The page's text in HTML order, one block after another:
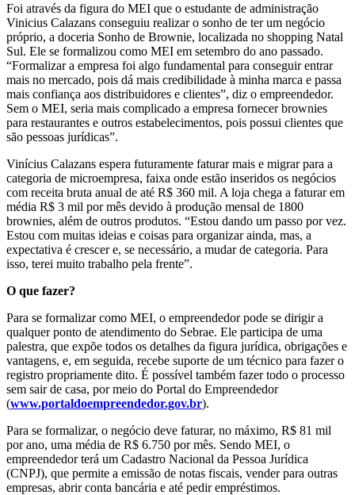
Foi através da figura do MEI que o estudante de administração
Vinicius Calazans conseguiu realizar o sonho de ter um negócio
próprio, a doceria Sonho de Brownie, localizada no shopping Natal
Sul. Ele se formalizou como MEI em setembro do ano passado.
“Formalizar a empresa foi algo fundamental para conseguir entrar
mais no mercado, pois dá mais credibilidade à minha marca e passa
mais confiança aos distribuidores e clientes”, diz o empreendedor.
Sem o MEI, seria mais complicado a empresa fornecer brownies
para restaurantes e outros estabelecimentos, pois possui clientes que
são pessoas jurídicas”.
Vinícius Calazans espera futuramente faturar mais e migrar para a
categoria de microempresa, faixa onde estão inseridos os negócios
com receita bruta anual de até R$ 360 mil. A loja chega a faturar em
média R$ 3 mil por mês devido à produção mensal de 1800
brownies, além de outros produtos. “Estou dando um passo por vez.
Estou com muitas ideias e coisas para organizar ainda, mas, a
expectativa é crescer e, se necessário, a mudar de categoria. Para
isso, terei muito trabalho pela frente”.
O que fazer?
Para se formalizar como MEI, o empreendedor pode se dirigir a
qualquer ponto de atendimento do Sebrae. Ele participa de uma
palestra, que expõe todos os detalhes da figura jurídica, obrigações e
vantagens, e, em seguida, recebe suporte de um técnico para fazer o
registro propriamente dito. É possível também fazer todo o processo
sem sair de casa, por meio do Portal do Empreendedor
(www.portaldoempreendedor.gov.br).
Para se formalizar, o negócio deve faturar, no máximo, R$ 81 mil
por ano, uma média de R$ 6.750 por mês. Sendo MEI, o
empreendedor terá um Cadastro Nacional da Pessoa Jurídica
(CNPJ), que permite a emissão de notas fiscais, vender para outras
empresas, abrir conta bancária e até pedir empréstimos.